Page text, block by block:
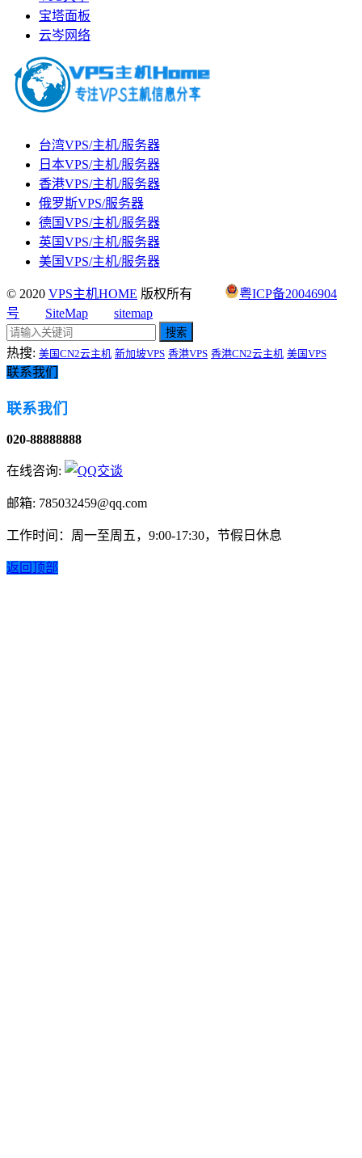
宝塔面板
云岑网络
台湾VPS/主机/服务器
日本VPS/主机/服务器
香港VPS/主机/服务器
俄罗斯VPS/服务器
德国VPS/主机/服务器
英国VPS/主机/服务器
美国VPS/主机/服务器
© 2020 VPS主机HOME 版权所有
粤ICP备20046904
号
SiteMap sitemap
搜索
热搜: 美国CN2云主机 新加坡VPS 香港VPS 香港CN2云主机 美国VPS
联系我们
联系我们
020-88888888
在线咨询:
邮箱: 785032459@qq.com
工作时间：周一至周五，9:00-17:30，节假日休息
返回顶部